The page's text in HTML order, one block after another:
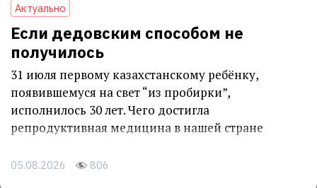
Актуально
Если дедовским способом не
получилось
31 июля первому казахстанскому ребёнку,
появившемуся на свет “из пробирки”,
исполнилось 30 лет. Чего достигла
репродуктивная медицина в нашей стране
05.08.2026 806